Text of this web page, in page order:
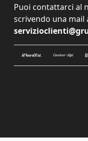
Puoi contattarci al
scrivendo una mail